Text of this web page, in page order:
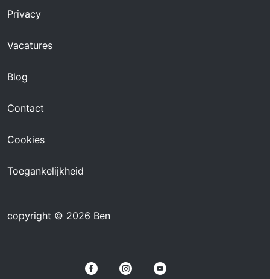
Privacy
Vacatures
Blog
Contact
Cookies
Toegankelijkheid
copyright © 2026 Ben